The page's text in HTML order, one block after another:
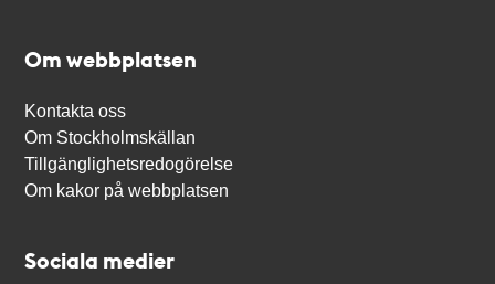
Om webbplatsen
Kontakta oss
Om Stockholmskällan
Tillgänglighetsredogörelse
Om kakor på webbplatsen
Sociala medier